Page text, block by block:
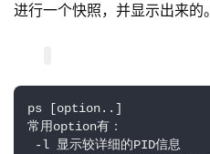
进行一个快照，并显示出来的。
ps [option..]
常用option有：
-l 显示较详细的PID信息